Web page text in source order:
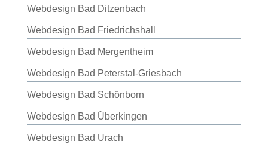
Webdesign Bad Ditzenbach
Webdesign Bad Friedrichshall
Webdesign Bad Mergentheim
Webdesign Bad Peterstal-Griesbach
Webdesign Bad Schönborn
Webdesign Bad Überkingen
Webdesign Bad Urach